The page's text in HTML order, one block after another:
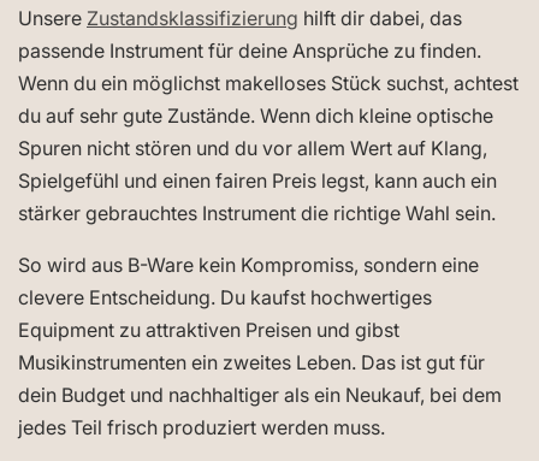
Unsere Zustandsklassifizierung hilft dir dabei, das
passende Instrument für deine Ansprüche zu finden.
Wenn du ein möglichst makelloses Stück suchst, achtest
du auf sehr gute Zustände. Wenn dich kleine optische
Spuren nicht stören und du vor allem Wert auf Klang,
Spielgefühl und einen fairen Preis legst, kann auch ein
stärker gebrauchtes Instrument die richtige Wahl sein.
So wird aus B-Ware kein Kompromiss, sondern eine
clevere Entscheidung. Du kaufst hochwertiges
Equipment zu attraktiven Preisen und gibst
Musikinstrumenten ein zweites Leben. Das ist gut für
dein Budget und nachhaltiger als ein Neukauf, bei dem
jedes Teil frisch produziert werden muss.